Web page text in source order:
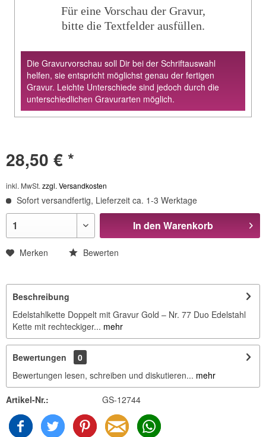
Für eine Vorschau der Gravur,
bitte die Textfelder ausfüllen.
Die Gravurvorschau soll Dir bei der Schriftauswahl
helfen, sie entspricht möglichst genau der fertigen
Gravur. Leichte Unterschiede sind jedoch durch die
unterschiedlichen Gravurarten möglich.
28,50 € *
inkl. MwSt.zzgl. Versandkosten
Sofort versandfertig, Lieferzeit ca. 1-3 Werktage
In den Warenkorb
Merken Bewerten
Beschreibung
Edelstahlkette Doppelt mit Gravur Gold – Nr. 77 Duo Edelstahl
Kette mit rechteckiger... mehr
Bewertungen
0
Bewertungen lesen, schreiben und diskutieren... mehr
Artikel-Nr.: GS-12744